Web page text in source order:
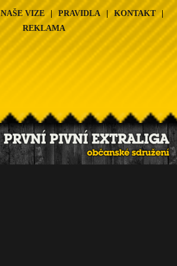
NAŠE VIZE | PRAVIDLA | KONTAKT |
REKLAMA